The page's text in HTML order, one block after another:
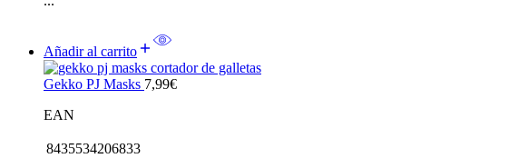
Añadir al carrito
Gekko PJ Masks 7,99€
EAN
8435534206833